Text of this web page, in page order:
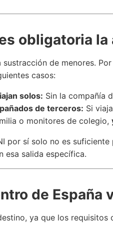
obligatoria
sustracción de menores.
casos:
solos: Sin la compañía
de terceros: Si
o monitores de colegio,
por sí solo no es
esa salida específica.
de España
ya que los requisitos